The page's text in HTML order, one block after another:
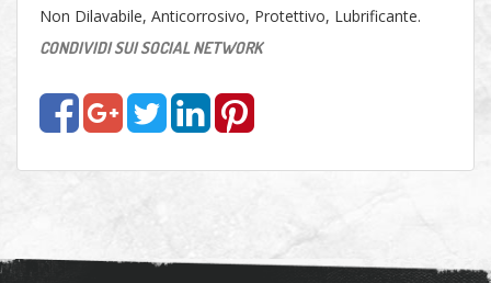
Non Dilavabile, Anticorrosivo, Protettivo, Lubrificante.
CONDIVIDI SUI SOCIAL NETWORK